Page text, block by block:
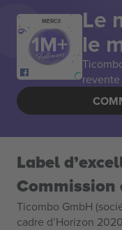
MERCI! Le
le
Label
Commission
Ticombo GmbH
cadre d’Horizon